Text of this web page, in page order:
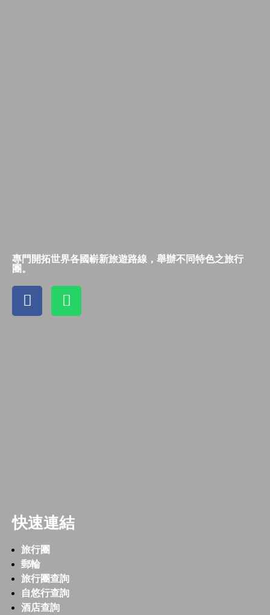
專門開拓世界各國嶄新旅遊路線，舉辦不同特色之旅行
團。
快速連結
旅行團
郵輪
旅行團查詢
自悠行查詢
酒店查詢